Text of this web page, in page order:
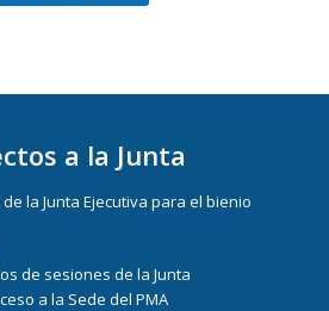
a la Junta
la Junta Ejecutiva para el bienio
de sesiones de la Junta
a la Sede del PMA